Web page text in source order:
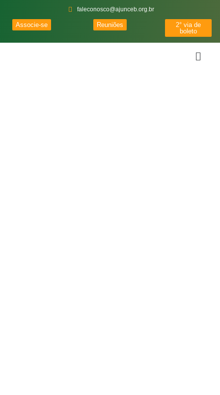
faleconosco@ajunceb.org.br
Associe-se Reuniões
2° via de
boleto